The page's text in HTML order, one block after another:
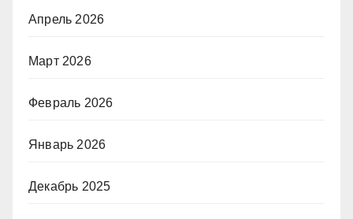
Апрель 2026
Март 2026
Февраль 2026
Январь 2026
Декабрь 2025